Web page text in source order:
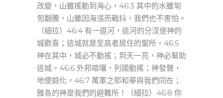
改變，山雖搖動到海心，46:3 其中的水雖匉
訇翻騰，山雖因海漲而戰抖，我們也不害怕。
（細拉）46:4 有一道河，這河的分汊使神的
城歡喜；這城就是至高者居住的聖所。46:5
神在其中，城必不動搖；到天一亮，神必幫助
這城。46:6 外邦喧嚷，列國動搖；神發聲，
地便鎔化。46:7 萬軍之耶和華與我們同在；
雅各的神是我們的避難所！（細拉）46:8 你